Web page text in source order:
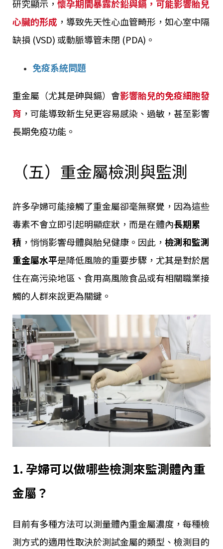
研究顯示， 懷孕期間暴露於鉛與鎘，可能影響胎兒
心臟的形成 ，導致先天性心血管畸形，如心室中隔
缺損 (VSD) 或動脈導管未閉 (PDA)。
免疫系統問題
重金屬（尤其是砷與鎘）會影響胎兒的免疫細胞發
育 ，可能導致新生兒更容易感染、過敏，甚至影響
長期免疫功能。
（五）重金屬檢測與監測
許多孕婦可能接觸了重金屬卻毫無察覺，因為這些
毒素不會立即引起明顯症狀，而是在體內長期累
積 ，悄悄影響母體與胎兒健康。因此， 檢測和監測
重金屬水平是降低風險的重要步驟，尤其是對於居
住在高污染地區、食用高風險食品或有相關職業接
觸的人群來說更為關鍵。
1. 孕婦可以做哪些檢測來監測體內重
金屬？
目前有多種方法可以測量體內重金屬濃度，每種檢
測方式的適用性取決於測試金屬的類型、檢測目的